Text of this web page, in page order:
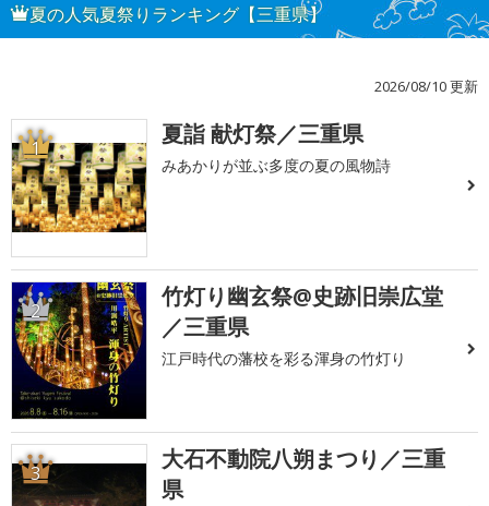
夏の人気夏祭りランキング【三重県】
2026/08/10 更新
1 夏詣 献灯祭／三重県
みあかりが並ぶ多度の夏の風物詩
2
竹灯り幽玄祭@史跡旧崇広堂
／三重県
江戸時代の藩校を彩る渾身の竹灯り
3
大石不動院八朔まつり／三重
県